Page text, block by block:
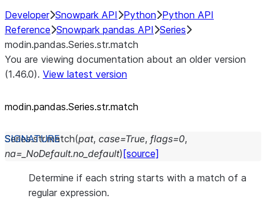
Developer Snowpark API Python Python API
Reference Snowpark pandas API Series
modin.pandas.Series.str.match
You are viewing documentation about an older version
(1.46.0). View latest version
modin.pandas.Series.str.match
Series.str.match(pat, case=True, flags=0,
na= _NoDefault.no_default) [source]
Determine if each string starts with a match of a
regular expression.